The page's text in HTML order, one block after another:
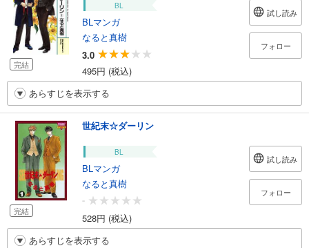
完結
BL
BLマンガ
なると真樹
3.0
495円 (税込)
試し読み
フォロー
あらすじを表示する
完結
世紀末☆ダーリン
BL
BLマンガ
なると真樹
-
528円 (税込)
試し読み
フォロー
あらすじを表示する